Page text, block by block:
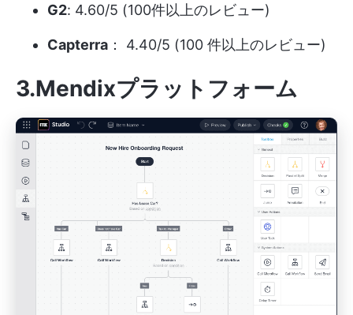
G2: 4.60/5 (100件以上のレビュー)
Capterra ： 4.40/5 (100 件以上のレビュー)
3.Mendixプラットフォーム